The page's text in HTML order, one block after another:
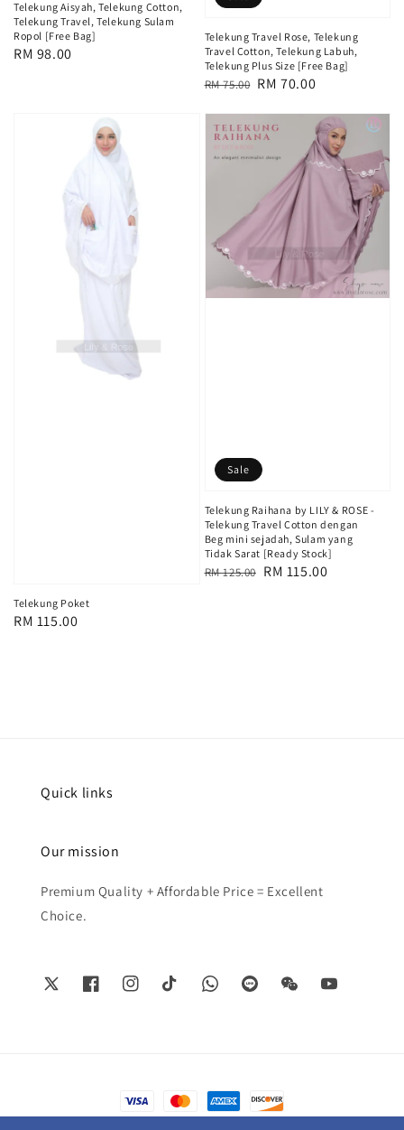
Telekung Aisyah, Telekung Cotton,
Telekung Travel, Telekung Sulam
Ropol [Free Bag]
Regular
RM 98.00
Telekung Travel Rose, Telekung
Travel Cotton, Telekung Labuh,
Telekung Plus Size [Free Bag]
Regular
RM 75.00 Sale
RM 70.00
Telekung Poket
Regular
RM 115.00
Sale
Telekung Raihana by LILY & ROSE -
Telekung Travel Cotton dengan
Beg mini sejadah, Sulam yang
Tidak Sarat [Ready Stock]
Regular
RM 125.00 Sale
RM 115.00
Quick links
Our mission
Premium Quality + Affordable Price = Excellent
Choice.